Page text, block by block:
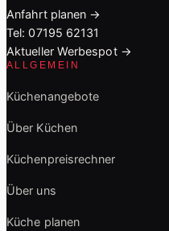
Anfahrt planen →
Tel: 07195 62131
Aktueller Werbespot →
ALLGEMEIN
Küchenangebote
Über Küchen
Küchenpreisrechner
Über uns
Küche planen